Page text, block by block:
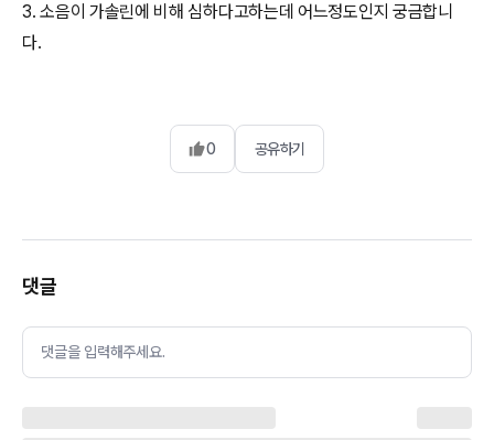
3. 소음이 가솔린에 비해 심하다고하는데 어느정도인지 궁금합니
다.
0 공유하기
댓글
댓글을 입력해주세요.